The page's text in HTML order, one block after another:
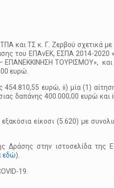
και ΤΣ κ. Γ. Ζερβού σχετικά με
του ΕΠΑνΕΚ, ΕΣΠΑ 2014-2020
– ΕΠΑΝΕΚΚΙΝΗΣΗ ΤΟΥΡΙΣΜΟΥ»,
ευρώ.
454.810,55 ευρώ, ii) μία (1)
δαπάνης 400.000,00 ευρώ και
είκοσι (5.620) με
Δράσης στην ιστοσελίδα της
εδώ).
19.